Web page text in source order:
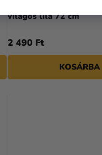
világos lila 72 cm
2 490 Ft
KOSÁRBA